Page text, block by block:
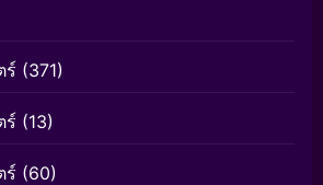
ร์ (371)
ร์ (13)
ร์ (60)